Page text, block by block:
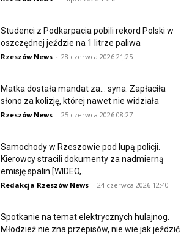
Studenci z Podkarpacia pobili rekord Polski w
oszczędnej jeździe na 1 litrze paliwa
Rzeszów News - 28 czerwca 2026 21:25
Matka dostała mandat za… syna. Zapłaciła
słono za kolizję, której nawet nie widziała
Rzeszów News - 25 czerwca 2026 08:27
Samochody w Rzeszowie pod lupą policji.
Kierowcy stracili dokumenty za nadmierną
emisję spalin [WIDEO,...
Redakcja Rzeszów News - 24 czerwca 2026 12:40
Spotkanie na temat elektrycznych hulajnog.
Młodzież nie zna przepisów, nie wie jak jeździć